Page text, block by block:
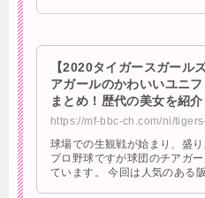
【2020タイガースガール
アガールのかわいいユニ
まとめ！歴代の美女を紹介
https://mf-bbc-ch.com/ni/
球場での生観戦が始まり、盛
プロ野球ですが球団のチアガ
ています。 今回は人気のある